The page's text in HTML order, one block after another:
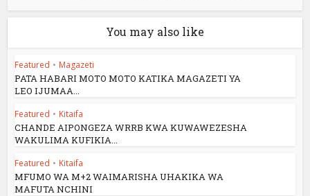
You may also like
Featured • Magazeti
PATA HABARI MOTO MOTO KATIKA MAGAZETI YA
LEO IJUMAA...
Featured • Kitaifa
CHANDE AIPONGEZA WRRB KWA KUWAWEZESHA
WAKULIMA KUFIKIA...
Featured • Kitaifa
MFUMO WA M+2 WAIMARISHA UHAKIKA WA
MAFUTA NCHINI